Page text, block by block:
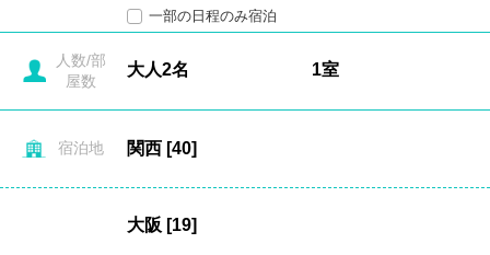
一部の日程のみ宿泊
人数/部
屋数
宿泊地